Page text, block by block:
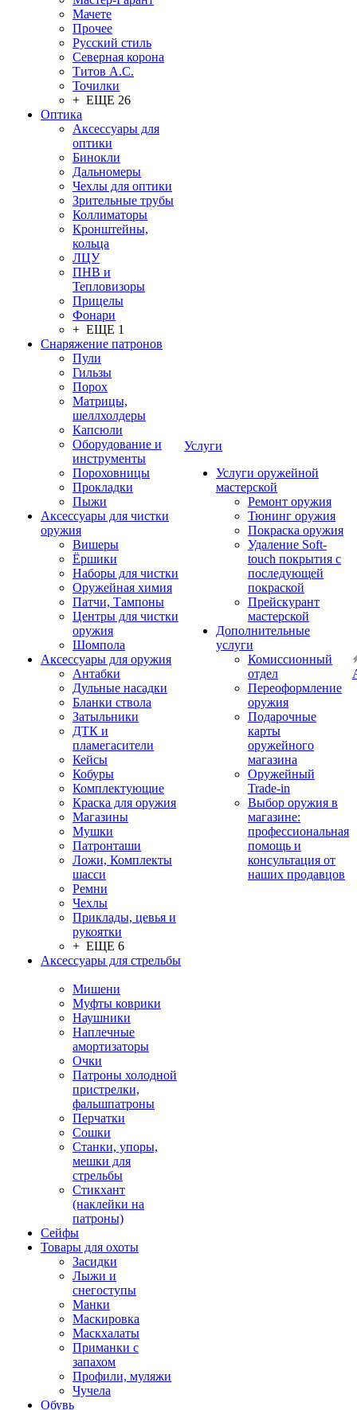
Мачете
Прочее
Русский стиль
Северная корона
Титов А.С.
Точилки
+ ЕЩЕ 26
Оптика
Аксессуары для
оптики
Бинокли
Дальномеры
Чехлы для оптики
Зрительные трубы
Коллиматоры
Кронштейны,
кольца
ЛЦУ
ПНВ и
Тепловизоры
Прицелы
Фонари
+ ЕЩЕ 1
Снаряжение патронов
Пули
Гильзы
Порох
Матрицы,
шеллхолдеры
Капсюли
Оборудование и
инструменты
Пороховницы
Прокладки
Пыжи
Аксессуары для чистки
оружия
Вишеры
Ёршики
Наборы для чистки
Оружейная химия
Патчи, Тампоны
Центры для чистки
оружия
Шомпола
Аксессуары для оружия
Антабки
Дульные насадки
Бланки ствола
Затыльники
ДТК и
пламегасители
Кейсы
Кобуры
Комплектующие
Краска для оружия
Магазины
Мушки
Патронташи
Ложи, Комплекты
шасси
Ремни
Чехлы
Приклады, цевья и
рукоятки
+ ЕЩЕ 6
Аксессуары для стрельбы
Мишени
Муфты коврики
Наушники
Наплечные
амортизаторы
Очки
Патроны холодной
пристрелки,
фальшпатроны
Перчатки
Сошки
Станки, упоры,
мешки для
стрельбы
Стикхант
(наклейки на
патроны)
Сейфы
Товары для охоты
Засидки
Лыжи и
снегоступы
Манки
Маскировка
Маскхалаты
Приманки с
запахом
Профили, муляжи
Чучела
Обувь
Услуги
Услуги оружейной
мастерской
Ремонт оружия
Тюнинг оружия
Покраска оружия
Удаление Soft-
touch покрытия с
последующей
покраской
Прейскурант
мастерской
Дополнительные
услуги
Комиссионный
отдел
Переоформление
оружия
Подарочные
карты
оружейного
магазина
Оружейный
Trade-in
Выбор оружия в
магазине:
профессиональная
помощь и
консультация от
наших продавцов